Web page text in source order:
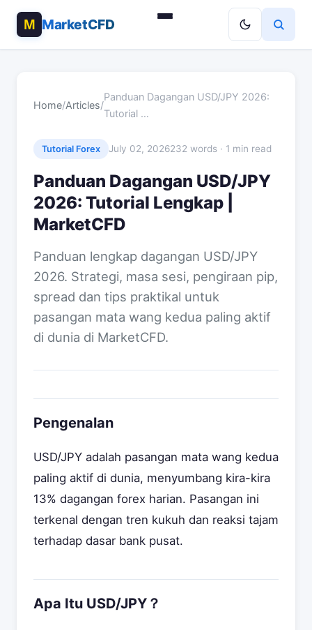
MarketCFD
Home/Articles/
Panduan Dagangan USD/JPY 2026:
Tutorial …
Tutorial Forex July 02, 2026232 words · 1 min read
Panduan Dagangan USD/JPY
2026: Tutorial Lengkap |
MarketCFD
Panduan lengkap dagangan USD/JPY
2026. Strategi, masa sesi, pengiraan pip,
spread dan tips praktikal untuk
pasangan mata wang kedua paling aktif
di dunia di MarketCFD.
Pengenalan
USD/JPY adalah pasangan mata wang kedua
paling aktif di dunia, menyumbang kira-kira
13% dagangan forex harian. Pasangan ini
terkenal dengan tren kukuh dan reaksi tajam
terhadap dasar bank pusat.
Apa Itu USD/JPY？